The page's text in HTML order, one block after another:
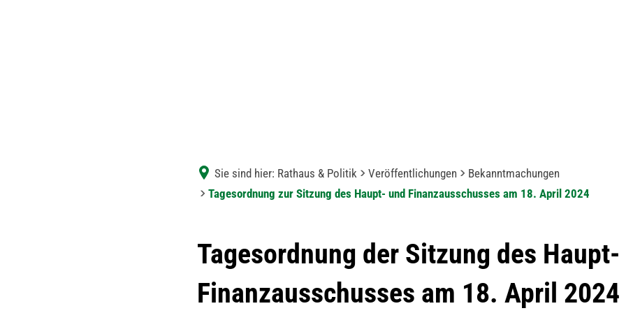
Sie sind hier: Rathaus & Politik Veröffentlichungen
Bekanntmachungen
Tagesordnung zur Sitzung des Haupt- und Finanzausschusses am 18. April 2024
Tagesordnung der Sitzung des
Finanzausschusses am 18. April 2024